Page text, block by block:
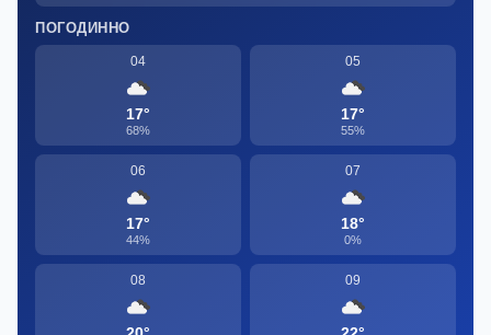
ПОГОДИННО
04
17°
68%
05
17°
55%
06
17°
44%
07
18°
0%
08 09